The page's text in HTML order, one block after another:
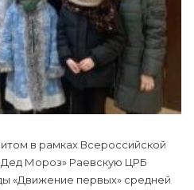
в рамках Всероссийской
Дед Мороз» Раевскую ЦРБ
«Движение первых» средней